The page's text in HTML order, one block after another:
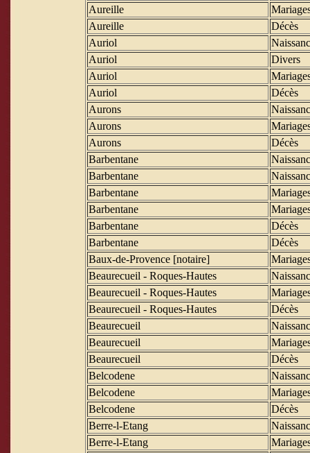
Aureille
Aureille
Décès
Auriol
Auriol
Divers
Auriol
Auriol
Décès
Aurons
Aurons
Aurons
Décès
Barbentane
Barbentane
Barbentane
Barbentane
Barbentane
Décès
Barbentane
Décès
Baux-de-Provence [notaire]
Beaurecueil - Roques-Hautes
Beaurecueil - Roques-Hautes
Beaurecueil - Roques-Hautes
Décès
Beaurecueil
Beaurecueil
Beaurecueil
Décès
Belcodene
Belcodene
Belcodene
Décès
Berre-l-Etang
Berre-l-Etang